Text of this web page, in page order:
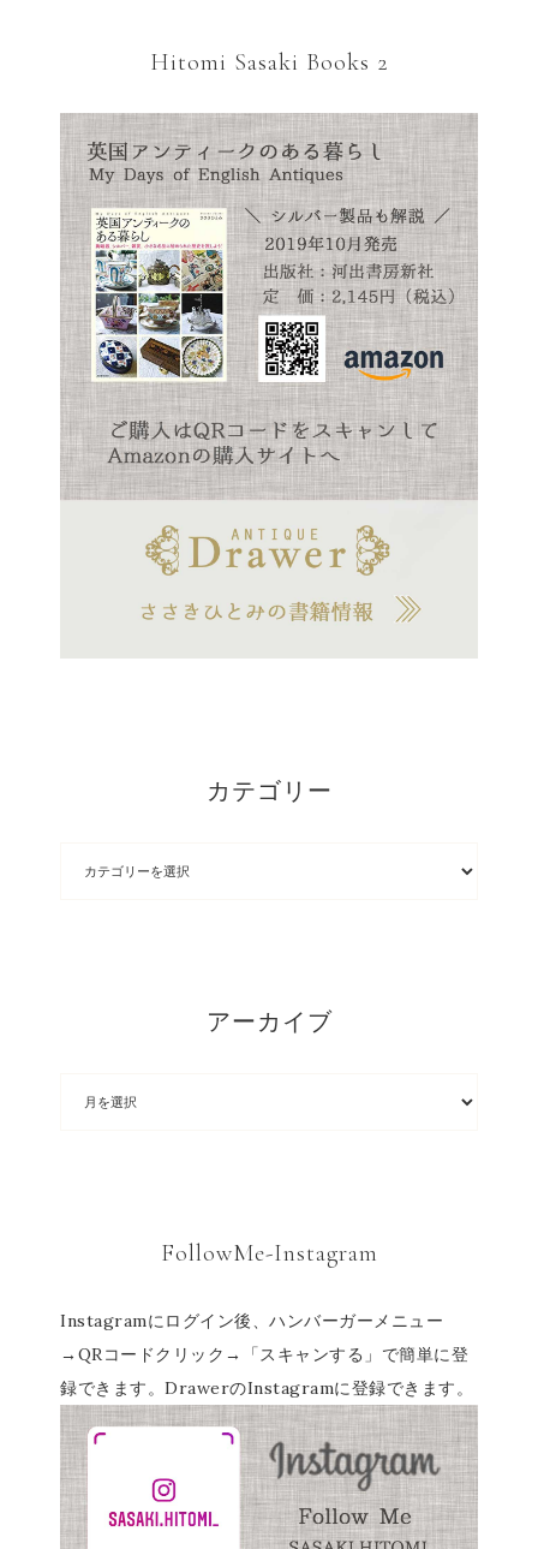
Hitomi Sasaki Books 2
カテゴリー
アーカイブ
FollowMe-Instagram
Instagramにログイン後、ハンバーガーメニュー
→QRコードクリック→「スキャンする」で簡単に登
録できます。DrawerのInstagramに登録できます。